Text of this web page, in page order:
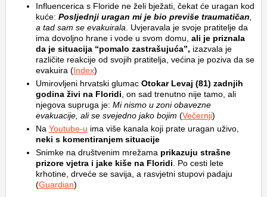
Influencerica s Floride ne želi bježati, čekat će uragan kod
kuće: Posljednji uragan mi je bio previše traumatičan
a tad sam se evakuirala . Uvjeravala je svoje pratitelje da
ima dovoljno hrane i vode u svom domu, ali je priznala
da je situacija “pomalo zastrašujuća”, izazvala je
različite reakcije od svojih pratitelja, većina je poziva da se
evakuira (Index)
Umirovljeni hrvatski glumac Otokar Levaj (81) zadnjih
godina živi na Floridi , on sad trenutno nije tamo, ali
njegova supruga je: Mi nismo u zoni obavezne
evakuacije, ali se svejedno jako bojim (Večernji)
Na Youtube-u ima više kanala koji prate uragan uživo,
neki s komentiranjem situacije
Snimke na društvenim mrežama prikazuju strašne
prizore vjetra i jake kiše na Floridi . Po cesti lete
krhotine, drveće se savija, a rasvjetni stupovi padaju
(Guardian)